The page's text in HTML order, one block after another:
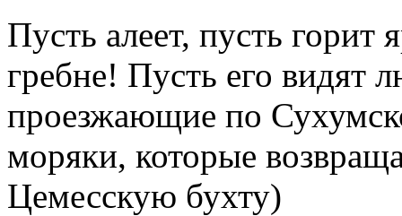
Пусть алеет, пусть горит
гребне! Пусть его видят
проезжающие по
моряки, которые
Цемесскую бухту)